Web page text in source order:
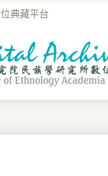
典藏平台